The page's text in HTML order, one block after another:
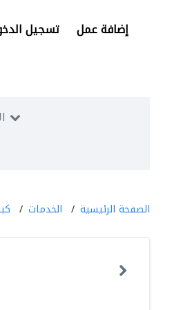
تسجيل إضافة عمل
الصفحة الرئيسية الخدمات